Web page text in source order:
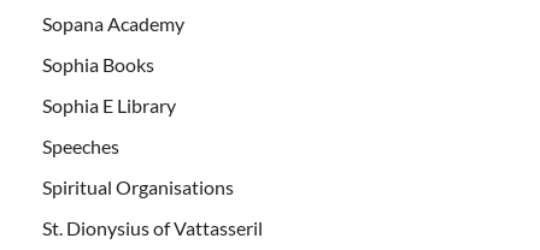
Sopana Academy
Sophia Books
Sophia E Library
Speeches
Spiritual Organisations
St. Dionysius of Vattasseril